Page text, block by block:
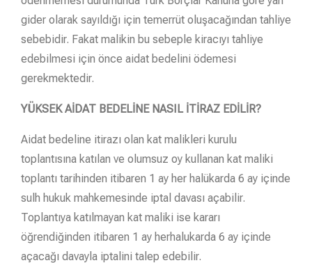
gider olarak sayıldığı için temerrüt oluşacağından tahliye
sebebidir. Fakat malikin bu sebeple kiracıyı tahliye
edebilmesi için önce aidat bedelini ödemesi
gerekmektedir.
YÜKSEK AİDAT BEDELİNE NASIL İTİRAZ EDİLİR?
Aidat bedeline itirazı olan kat malikleri kurulu
toplantısına katılan ve olumsuz oy kullanan kat maliki
toplantı tarihinden itibaren 1 ay her halükarda 6 ay içinde
sulh hukuk mahkemesinde iptal davası açabilir.
Toplantıya katılmayan kat maliki ise kararı
öğrendiğinden itibaren 1 ay herhalukarda 6 ay içinde
açacağı davayla iptalini talep edebilir.